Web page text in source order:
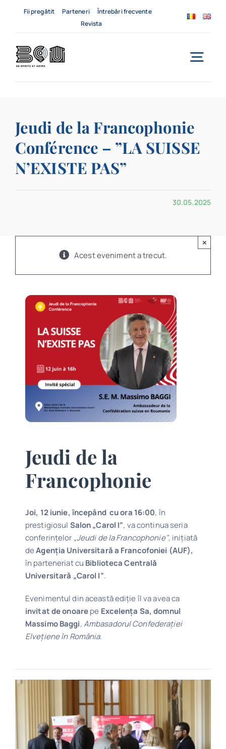
Fii pregătit Parteneri
Întrebări frecvente
Revista
Servicii
Jeudi de la Francophonie
Conférence – ”LA SUISSE
N’EXISTE PAS”
30.05.2025
Acest eveniment a trecut.
×
Jeudi de la
Francophonie
Joi, 12 iunie, începând cu ora 16:00, în
prestigiosul Salon „Carol I”, va continua seria
conferințelor „Jeudi de la Francophonie”, inițiată
deAgenția Universitară a Francofoniei (AUF),
în parteneriat cu Biblioteca Centrală
Universitară „Carol I”.
Evenimentul din această ediție îl va avea ca
invitat de onoarepe Excelența Sa, domnul
Massimo Baggi,Ambasadorul Confederației
Elvețiene în România.